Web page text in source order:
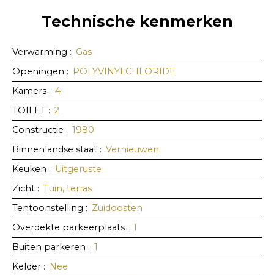
Technische kenmerken
Verwarming : Gas
Openingen : POLYVINYLCHLORIDE
Kamers : 4
TOILET : 2
Constructie : 1980
Binnenlandse staat : Vernieuwen
Keuken : Uitgeruste
Zicht : Tuin, terras
Tentoonstelling : Zuidoosten
Overdekte parkeerplaats : 1
Buiten parkeren : 1
Kelder : Nee